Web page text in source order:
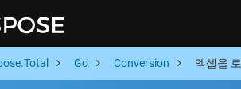
Go Conversion 엑셀을